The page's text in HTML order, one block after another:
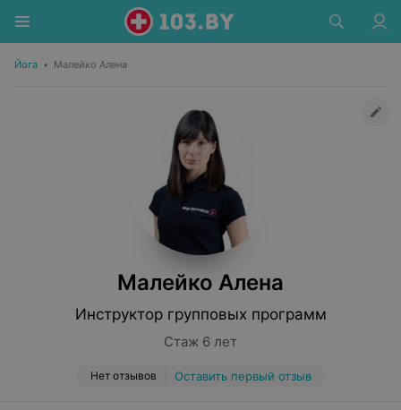
Йога • Малейко Алена
Малейко Алена
Инструктор групповых программ
Стаж 6 лет
Нет отзывов Оставить первый отзыв